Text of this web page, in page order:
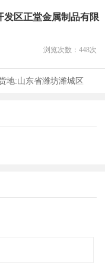
发区正堂金属制品有限
浏览次数： 448次
地:山东省潍坊潍城区